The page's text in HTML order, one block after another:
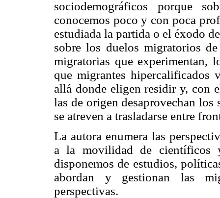
sociodemográficos porque
conocemos poco y con poca
estudiada la partida o el éxodo
sobre los duelos migratorios
migratorias que experimentan,
que migrantes hipercalificados
allá donde eligen residir y, con
las de origen desaprovechan
se atreven a trasladarse entre
La autora enumera las
a la movilidad de científicos
disponemos de estudios,
abordan y gestionan las
perspectivas.